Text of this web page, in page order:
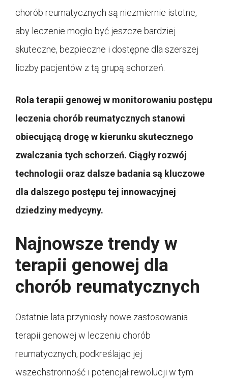
chorób reumatycznych są niezmiernie istotne,
aby leczenie mogło być jeszcze bardziej
skuteczne, bezpieczne i dostępne dla szerszej
liczby pacjentów z tą grupą schorzeń.
Rola terapii genowej w monitorowaniu postępu
leczenia chorób reumatycznych stanowi
obiecującą drogę w kierunku skutecznego
zwalczania tych schorzeń. Ciągły rozwój
technologii oraz dalsze badania są kluczowe
dla dalszego postępu tej innowacyjnej
dziedziny medycyny.
Najnowsze trendy w
terapii genowej dla
chorób reumatycznych
Ostatnie lata przyniosły nowe zastosowania
terapii genowej w leczeniu chorób
reumatycznych, podkreślając jej
wszechstronność i potencjał rewolucji w tym